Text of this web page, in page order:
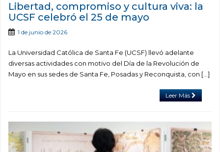
Libertad, compromiso y cultura viva: la
UCSF celebró el 25 de mayo
1 de junio de 2026
La Universidad Católica de Santa Fe (UCSF) llevó adelante
diversas actividades con motivo del Día de la Revolución de
Mayo en sus sedes de Santa Fe, Posadas y Reconquista, con […]
Leer Más